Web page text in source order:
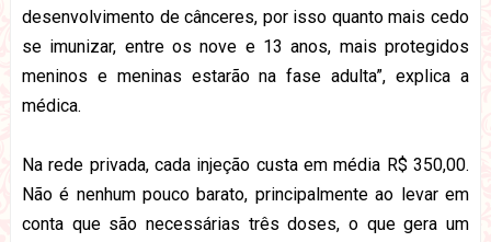
desenvolvimento de cânceres, por isso quanto mais cedo
se imunizar, entre os nove e 13 anos, mais protegidos
meninos e meninas estarão na fase adulta”, explica a
médica.
Na rede privada, cada injeção custa em média R$ 350,00.
Não é nenhum pouco barato, principalmente ao levar em
conta que são necessárias três doses, o que gera um